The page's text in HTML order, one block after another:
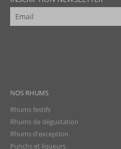
NOS RHUMS
Rhums festifs
Rhums de dégustation
Rhums d'exception
Punchs et liqueurs